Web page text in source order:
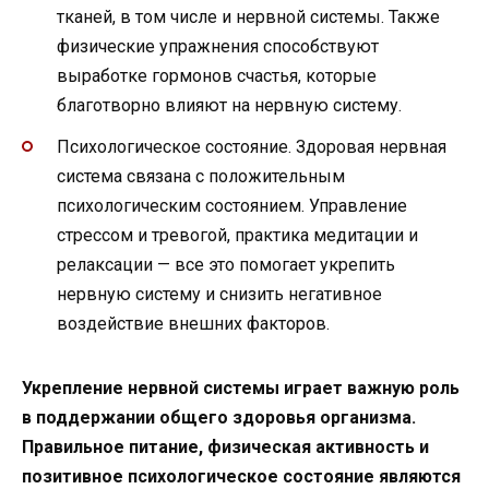
тканей, в том числе и нервной системы. Также
физические упражнения способствуют
выработке гормонов счастья, которые
благотворно влияют на нервную систему.
Психологическое состояние. Здоровая нервная
система связана с положительным
психологическим состоянием. Управление
стрессом и тревогой, практика медитации и
релаксации — все это помогает укрепить
нервную систему и снизить негативное
воздействие внешних факторов.
Укрепление нервной системы играет важную роль
в поддержании общего здоровья организма.
Правильное питание, физическая активность и
позитивное психологическое состояние являются